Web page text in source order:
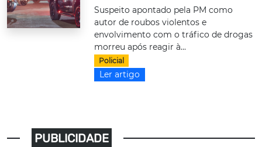
Suspeito apontado pela PM como
autor de roubos violentos e
envolvimento com o tráfico de drogas
morreu após reagir à...
Policial
Ler artigo
PUBLICIDADE